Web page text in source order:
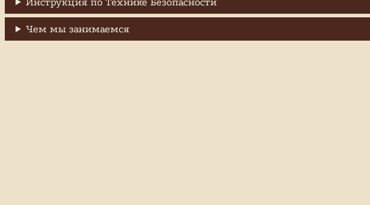
Чем мы занимаемся